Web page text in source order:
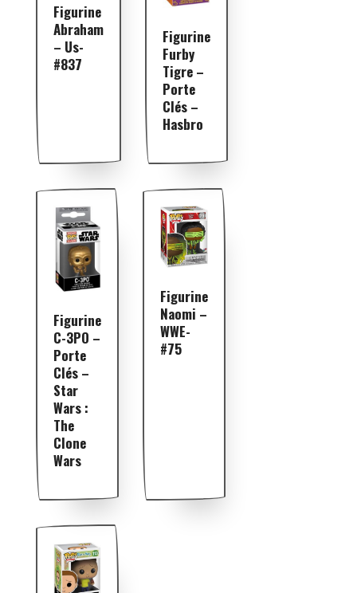
Figurine
Abraham
– Us-
#837
Figurine
Furby
Tigre –
Porte
Clés –
Hasbro
Figurine
C-3PO –
Porte
Clés –
Star
Wars :
The
Clone
Wars
Figurine
Naomi –
WWE-
#75